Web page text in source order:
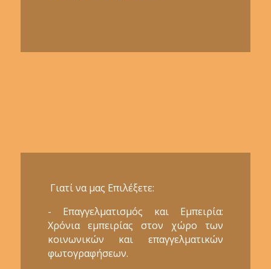
Γιατί να μας Επιλέξετε:
- Επαγγελματισμός και Εμπειρία:
Χρόνια εμπειρίας στον χώρο των
κοινωνικών και επαγγελματικών
φωτογραφήσεων.